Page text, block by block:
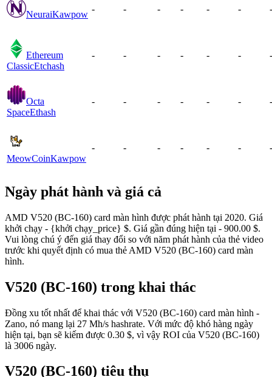
NeuraiKawpow
- - - - - - -
Ethereum
ClassicEtchash
- - - - - - -
Octa
SpaceEthash
- - - - - - -
MeowCoinKawpow
- - - - - - -
Ngày phát hành và giá cả
AMD V520 (BC-160) card màn hình được phát hành tại 2020. Giá
khởi chạy - {khởi chạy_price} $. Giá gần đúng hiện tại - 900.00 $.
Vui lòng chú ý đến giá thay đổi so với năm phát hành của thẻ video
trước khi quyết định có mua thẻ AMD V520 (BC-160) card màn
hình.
V520 (BC-160) trong khai thác
Đồng xu tốt nhất để khai thác với V520 (BC-160) card màn hình -
Zano, nó mang lại 27 Mh/s hashrate. Với mức độ khó hàng ngày
hiện tại, bạn sẽ kiếm được 0.30 $, vì vậy ROI của V520 (BC-160)
là 3006 ngày.
V520 (BC-160) tiêu thụ